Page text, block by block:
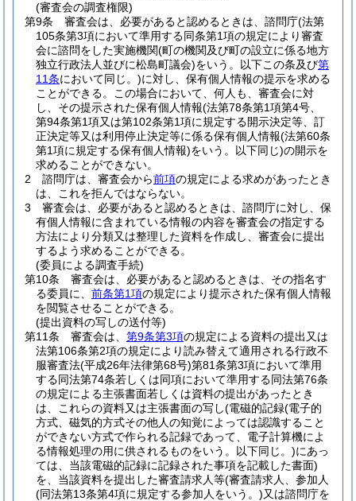
(審査会の調査権限)
第9条
審査会は、必要があると認めるときは、諮問庁(法第
105条第3項において準用する同条第1項の規定により審査
会に諮問をした実施機関(町の機関及び町の設立に係る地方
独立行政法人並びに松島町議会)をいう。以下この条及び第
11条において同じ。)に対し、保有個人情報の提示を求める
ことができる。
この場合において、何人も、審査会に対
し、その提示された保有個人情報(法第78条第1項第4号、
第94条第1項又は第102条第1項に規定する開示決定等、訂
正決定等又は利用停止決定等に係る保有個人情報(法第60条
第1項に規定する保有個人情報)をいう。以下同じ)の開示を
求めることができない。
2
諮問庁は、審査会から前項の規定による求めがあったとき
は、これを拒んではならない。
3
審査会は、必要があると認めるときは、諮問庁に対し、保
有個人情報に含まれている情報の内容を審査会の指定する
方法により分類又は整理した資料を作成し、審査会に提出
するよう求めることができる。
(委員による調査手続)
第10条
審査会は、必要があると認めるときは、その指名す
る委員に、 前条第1項の規定により提示された保有個人情報
を閲覧させることができる。
(提出資料の写しの送付等)
第11条
審査会は、 第9条第3項の規定による資料の提出又は
法第106条第2項の規定により読み替えて適用される行政不
服審査法(平成26年法律第68号)第81条第3項において準用
する同法第74条若しくは同項において準用する同法第76条
の規定による主張書面若しくは資料の提出があったとき
は、これらの資料又は主張書面の写し(電磁的記録(電子的
方式、磁気的方式その他人の知覚によっては認識すること
ができない方式で作られる記録であって、電子計算機によ
る情報処理の用に供されるものをいう。以下同じ。)にあっ
ては、当該電磁的記録に記録された事項を記載した書面)
を、当該資料を提出した審査請求人等(審査請求人、参加人
(同法第13条第4項に規定する参加人をいう。)又は諮問庁を